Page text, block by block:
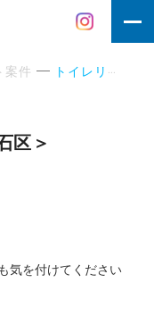
案件 トイレリフォーム工事＜白石区＞
区＞
気を付けてください